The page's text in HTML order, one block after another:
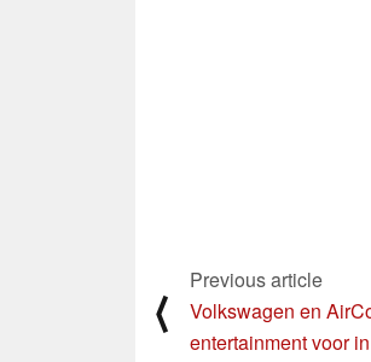
⟨
Previous article
Volkswagen en
entertainment voor